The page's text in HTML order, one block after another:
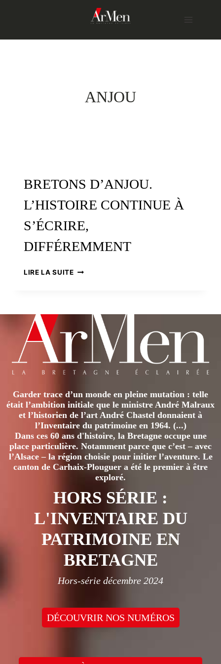
ANJOU
BRETONS D’ANJOU.
L’HISTOIRE CONTINUE À
S’ÉCRIRE,
DIFFÉREMMENT
LIRE LA SUITEBRETONS
S’ÉCRIRE,
DIFFÉREMMENT
Garder trace d’un monde en pleine mutation : telle
était l’ambition initiale que le ministre André Malraux
et l’historien de l’art André Chastel donnaient à
l’Inventaire du patrimoine en 1964. (...)
Dans ces 60 ans d'histoire, la Bretagne occupe une
place particulière. Notamment parce que c’est – avec
l’Alsace – la région choisie pour initier l’aventure. Le
canton de Carhaix-Plouguer a été le premier à être
exploré.
HORS SÉRIE :
L'INVENTAIRE DU
PATRIMOINE EN
BRETAGNE
Hors-série décembre 2024
DÉCOUVRIR NOS NUMÉROS